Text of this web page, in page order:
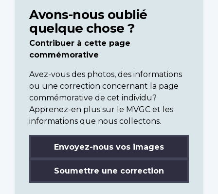
Avons-nous oublié
quelque chose ?
Contribuer à cette page
commémorative
Avez-vous des photos, des informations
ou une correction concernant la page
commémorative de cet individu?
Apprenez-en plus sur le MVGC et les
informations que nous collectons.
Envoyez-nous vos images
Soumettre une correction